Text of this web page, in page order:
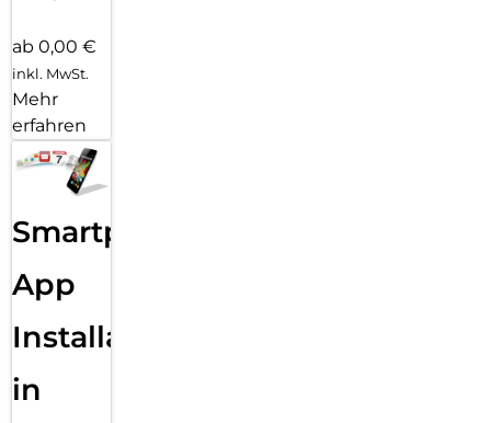
ab 0,00 €
inkl. MwSt.
Mehr
erfahren
Smartphone
App
Installation
in